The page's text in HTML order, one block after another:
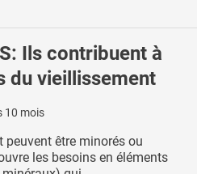
Ils contribuent à
du vieillissement
10 mois
être minorés ou
les besoins en éléments